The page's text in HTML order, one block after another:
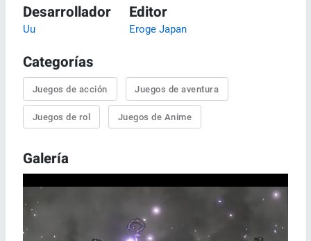
Desarrollador
Uu
Editor
Eroge Japan
Categorías
Juegos de acción Juegos de aventura
Juegos de rol Juegos de Anime
Galería